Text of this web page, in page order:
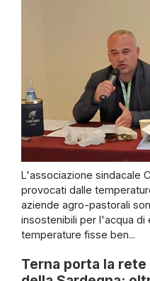
L'associazione sindacale
provocati dalle
aziende agro-pastorali
insostenibili per l'acqua di
temperature fisse ben...
Terna porta la